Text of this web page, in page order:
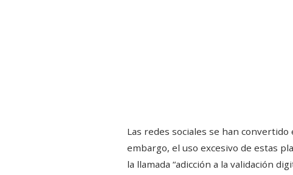
Las redes sociales se han
embargo, el uso excesivo de estas
la llamada “adicción a la validación